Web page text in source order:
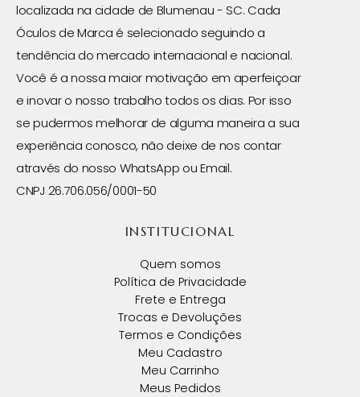
localizada na cidade de Blumenau - SC. Cada
Óculos de Marca é selecionado seguindo a
tendência do mercado internacional e nacional.
Você é a nossa maior motivação em aperfeiçoar
e inovar o nosso trabalho todos os dias. Por isso
se pudermos melhorar de alguma maneira a sua
experiência conosco, não deixe de nos contar
através do nosso WhatsApp ou Email.
CNPJ 26.706.056/0001-50
INSTITUCIONAL
Quem somos
Política de Privacidade
Frete e Entrega
Trocas e Devoluções
Termos e Condições
Meu Cadastro
Meu Carrinho
Meus Pedidos